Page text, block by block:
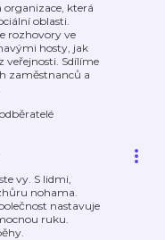
organizace, která
oblasti.
rozhovory ve
hosty, jak
veřejnosti. Sdílíme
zaměstnanců a
vy. S lidmi,
nohama.
nastavuje
ruku.